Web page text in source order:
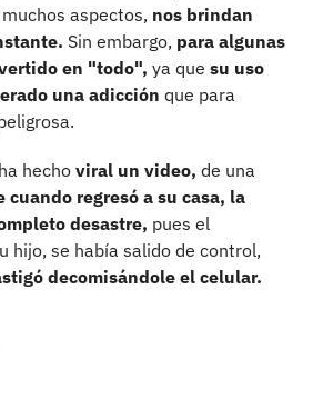
aspectos, nos brindan
Sin embargo, para algunas
en "todo", ya que su uso
una adicción que para
hecho viral un video, de una
regresó a su casa, la
desastre, pues el
hijo, se había salido de control,
decomisándole el celular.